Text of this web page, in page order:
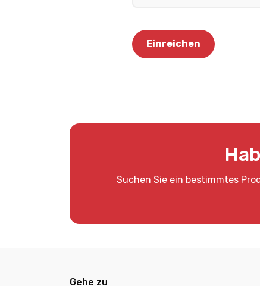
Suchen Sie ein bestimmtes
Gehe zu